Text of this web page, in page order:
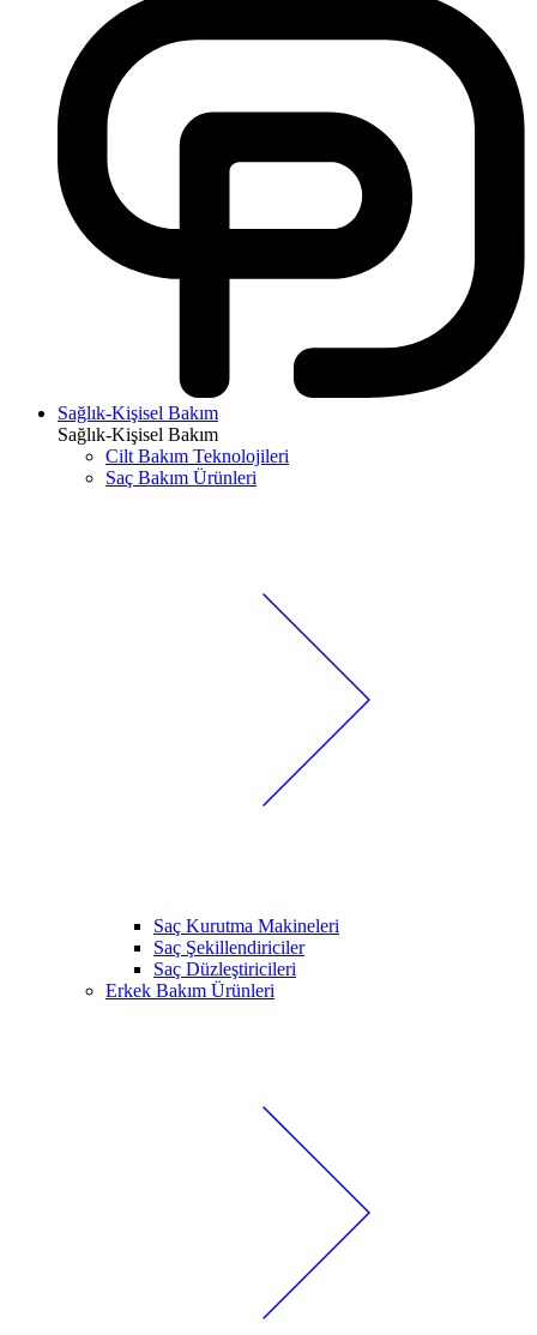
Sağlık-Kişisel Bakım
Sağlık-Kişisel Bakım
Cilt Bakım Teknolojileri
Saç Bakım Ürünleri
Saç Kurutma Makineleri
Saç Şekillendiriciler
Saç Düzleştiricileri
Erkek Bakım Ürünleri